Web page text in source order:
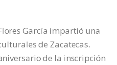
García impartió una
de Zacatecas.
de la inscripción